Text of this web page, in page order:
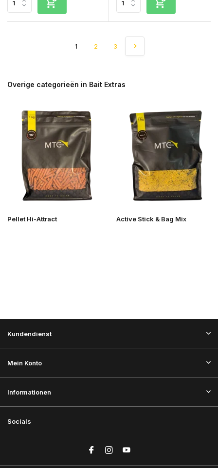
1 2 3
Overige categorieën in Bait Extras
Pellet Hi-Attract Active Stick & Bag Mix
Kundendienst
Mein Konto
Informationen
Socials